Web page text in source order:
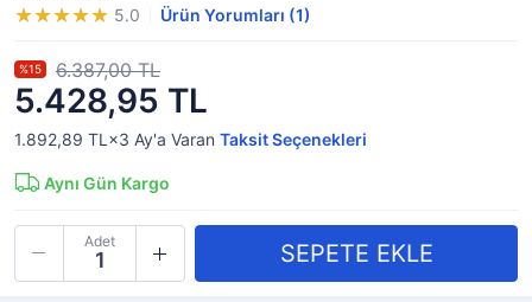
5.0 Ürün Yorumları (1)
5.428,95 TL
%15 6.387,00 TL
1.892,89 TL×3 Ay'a Varan Taksit Seçenekleri
Aynı Gün Kargo
Adet